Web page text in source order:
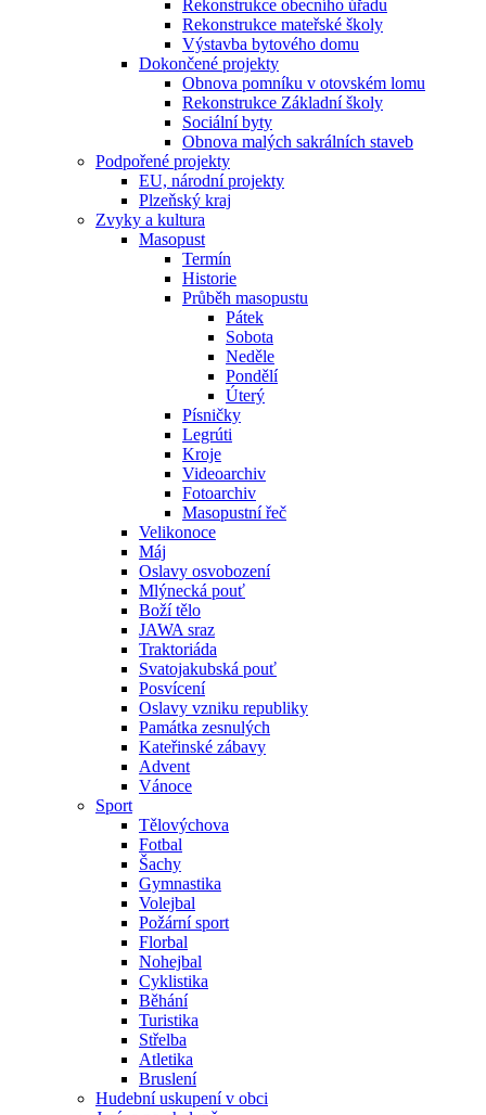
Rekonstrukce obecního úřadu
Rekonstrukce mateřské školy
Výstavba bytového domu
Dokončené projekty
Obnova pomníku v otovském lomu
Rekonstrukce Základní školy
Sociální byty
Obnova malých sakrálních staveb
Podpořené projekty
EU, národní projekty
Plzeňský kraj
Zvyky a kultura
Masopust
Termín
Historie
Průběh masopustu
Pátek
Sobota
Neděle
Pondělí
Úterý
Písničky
Legrúti
Kroje
Videoarchiv
Fotoarchiv
Masopustní řeč
Velikonoce
Máj
Oslavy osvobození
Mlýnecká pouť
Boží tělo
JAWA sraz
Traktoriáda
Svatojakubská pouť
Posvícení
Oslavy vzniku republiky
Památka zesnulých
Kateřinské zábavy
Advent
Vánoce
Sport
Tělovýchova
Fotbal
Šachy
Gymnastika
Volejbal
Požární sport
Florbal
Nohejbal
Cyklistika
Běhání
Turistika
Střelba
Atletika
Bruslení
Hudební uskupení v obci